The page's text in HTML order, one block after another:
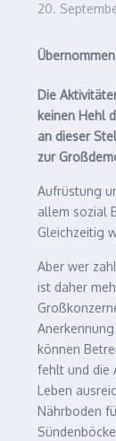
20.
Die
keinen Hehl
an dieser
zur
Aufrüstung
allem sozial
Gleichzeitig
Aber wer
ist daher
können
fehlt und die
Leben
Nährboden